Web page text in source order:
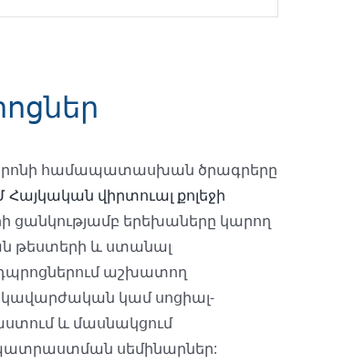
համապատասխան ծրագրերը
Հայկական վիրտուալ քոլեջի
ցանկությամբ երեխաները կարող
թեստերի և ստանալ
աշխատող
կամ սոցիալ-
և մասնակցում
սեմինարներ: